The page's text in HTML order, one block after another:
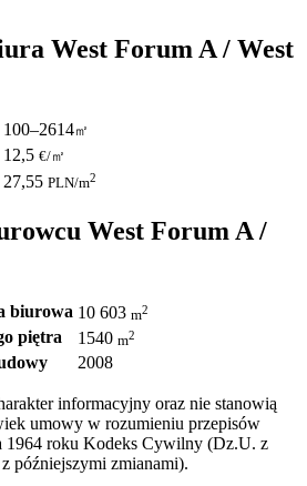
West Forum A / West
100–2614㎡
12,5 €/㎡
27,55 PLN/m2
West Forum A /
biurowa 10 603 m2
piętra 1540 m2
2008
informacyjny oraz nie stanowią
umowy w rozumieniu przepisów
1964 roku Kodeks Cywilny (Dz.U. z
późniejszymi zmianami).